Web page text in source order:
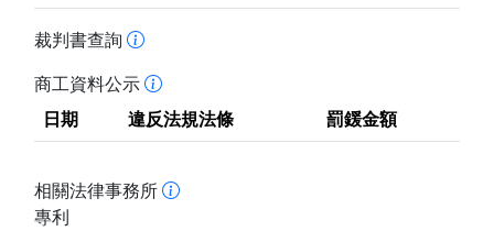
裁判書查詢
商工資料公示
日期
違反法規法條 罰鍰金額
相關法律事務所
專利